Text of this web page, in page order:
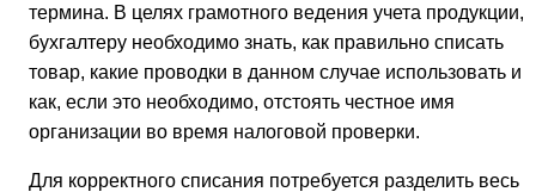
термина. В целях грамотного ведения учета продукции,
бухгалтеру необходимо знать, как правильно списать
товар, какие проводки в данном случае использовать и
как, если это необходимо, отстоять честное имя
организации во время налоговой проверки.
Для корректного списания потребуется разделить весь